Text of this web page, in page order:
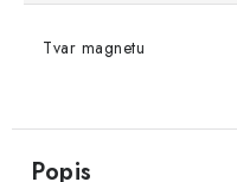
Popis
Tvar magnetu